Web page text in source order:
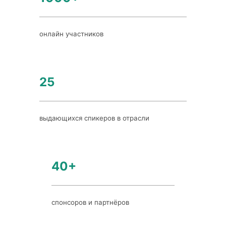
онлайн участников
25
выдающихся спикеров в отрасли
40+
спонсоров и партнёров